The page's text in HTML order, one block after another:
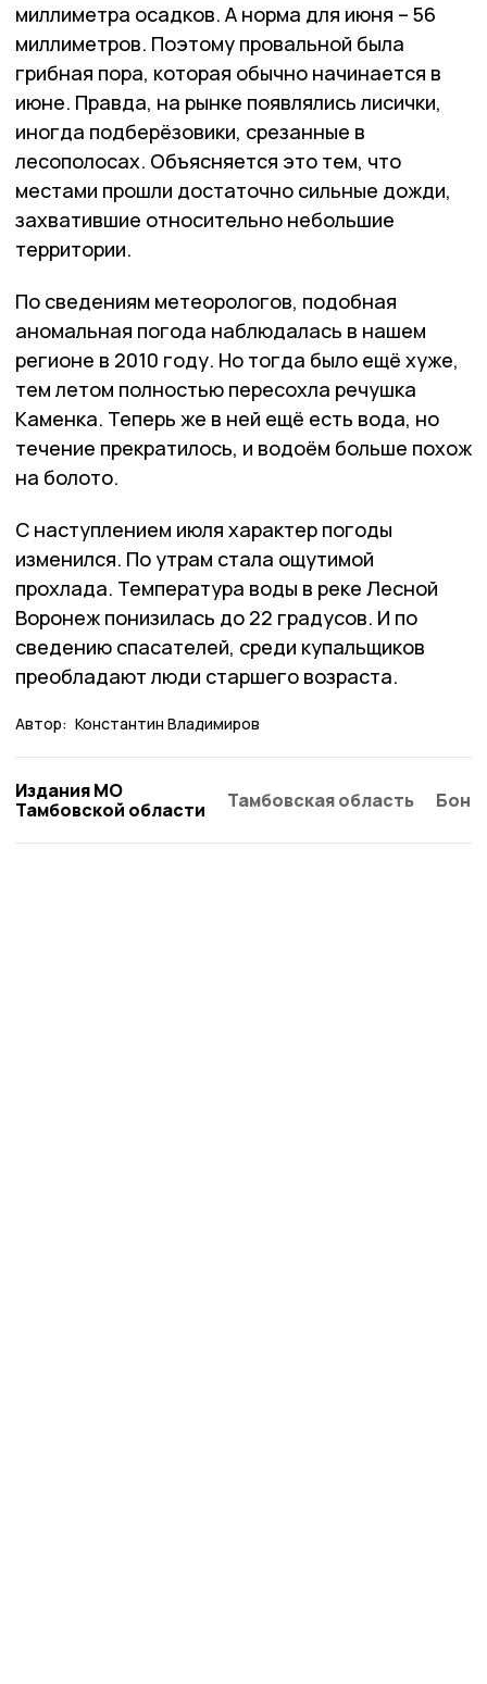
миллиметра осадков. А норма для июня – 56
миллиметров. Поэтому провальной была
грибная пора, которая обычно начинается в
июне. Правда, на рынке появлялись лисички,
иногда подберёзовики, срезанные в
лесополосах. Объясняется это тем, что
местами прошли достаточно сильные дожди,
захватившие относительно небольшие
территории.
По сведениям метеорологов, подобная
аномальная погода наблюдалась в нашем
регионе в 2010 году. Но тогда было ещё хуже,
тем летом полностью пересохла речушка
Каменка. Теперь же в ней ещё есть вода, но
течение прекратилось, и водоём больше похож
на болото.
С наступлением июля характер погоды
изменился. По утрам стала ощутимой
прохлада. Температура воды в реке Лесной
Воронеж понизилась до 22 градусов. И по
сведению спасателей, среди купальщиков
преобладают люди старшего возраста.
Автор: Константин Владимиров
Издания МО
Тамбовской области
Тамбовская область